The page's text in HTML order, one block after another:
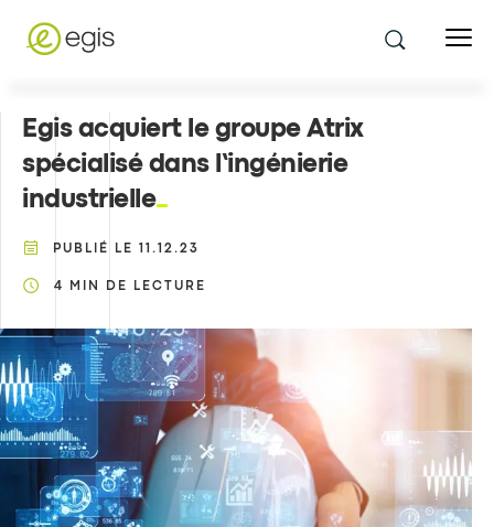
Egis acquiert le groupe Atrix
spécialisé dans l’ingénierie
industrielle
PUBLIÉ LE 11.12.23
4 MIN DE LECTURE